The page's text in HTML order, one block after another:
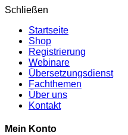
Schließen
Startseite
Shop
Registrierung
Webinare
Übersetzungsdienst
Fachthemen
Über uns
Kontakt
Mein Konto